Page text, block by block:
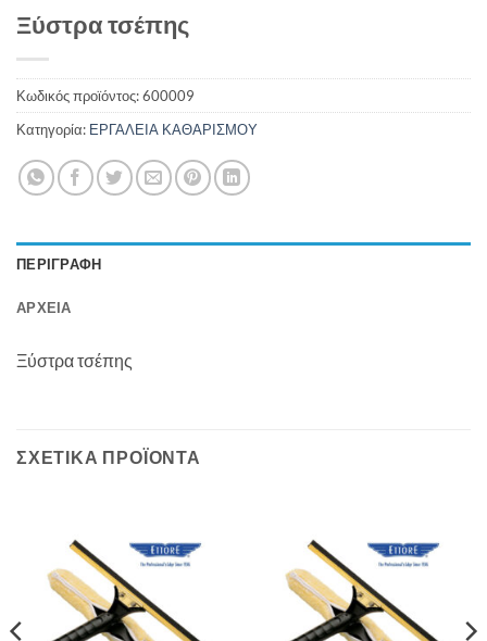
Ξύστρα τσέπης
Κωδικός προϊόντος:600009
Κατηγορία: ΕΡΓΑΛΕΙΑ ΚΑΘΑΡΙΣΜΟΥ
ΠΕΡΙΓΡΑΦΉ
ΑΡΧΕΊΑ
Ξύστρα τσέπης
ΣΧΕΤΙΚΆ ΠΡΟΪΌΝΤΑ